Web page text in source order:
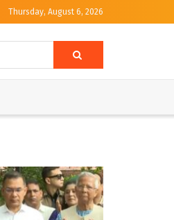
Thursday, August 6, 2026